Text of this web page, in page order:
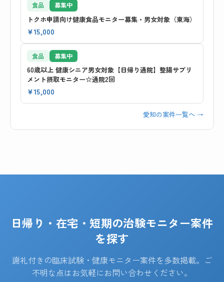
食品 募集中
トクホ申請向け健康食品モニター募集・男女対象（東海）
¥15,000
食品 募集中
60歳以上 健康シニア男女対象【日帰り通院】整腸サプリ
メント摂取モニター☆通院2回
¥15,000
愛知の案件一覧へ →
日帰り・在宅・短期の治験モニター案件
を探す
謝礼付きの臨床試験・健康モニター案件を多数掲載。ご
不明な点はお気軽にお問い合わせください。